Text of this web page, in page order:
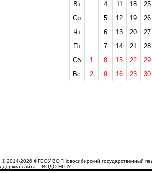
Вт
4 11 18
25
Ср
5 12 19
26
Чт
6 13 20
27
Пт
7 14 21
28
Сб
1 8 15 22
29
Вс
2 9 16 23 30
© 2014-2026 ФГБОУ ВО "Новосибирский государственный
сайта – ИОДО НГПУ